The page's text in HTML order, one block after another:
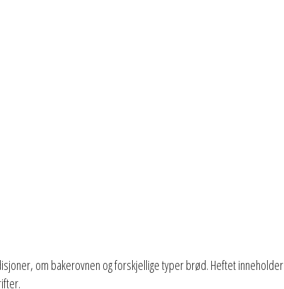
om bakerovnen og forskjellige typer brød. Heftet inneholder